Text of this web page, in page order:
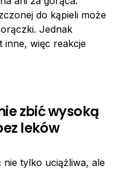
do kąpieli może
Jednak
inne, więc reakcje
zbić wysoką
leków
tylko uciążliwa, ale